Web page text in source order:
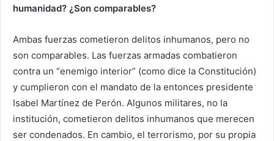
humanidad? ¿Son comparables?
Ambas fuerzas cometieron delitos inhumanos, pero no
son comparables. Las fuerzas armadas combatieron
contra un “enemigo interior” (como dice la Constitución)
y cumplieron con el mandato de la entonces presidente
Isabel Martínez de Perón. Algunos militares, no la
institución, cometieron delitos inhumanos que merecen
ser condenados. En cambio, el terrorismo, por su propia